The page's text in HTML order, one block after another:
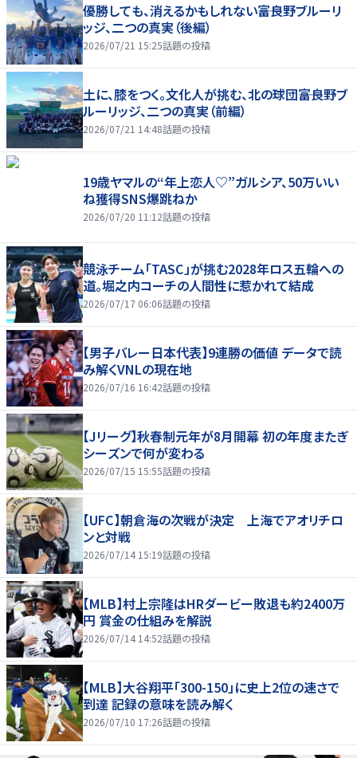
優勝しても、消えるかもしれない――富良野ブルーリ
ッジ、二つの真実（後編）
2026/07/21 15:25話題の投稿
土に、膝をつく。文化人が挑む、北の球団――富良野ブ
ルーリッジ、二つの真実（前編）
2026/07/21 14:48話題の投稿
19歳ヤマルの“年上恋人♡”ガルシア、50万いい
ね獲得SNS爆跳ねか
2026/07/20 11:12話題の投稿
競泳チーム「TASC」が挑む2028年ロス五輪への
道。堀之内コーチの人間性に惹かれて結成
2026/07/17 06:06話題の投稿
【男子バレー日本代表】9連勝の価値 データで読
み解くVNLの現在地
2026/07/16 16:42話題の投稿
【Jリーグ】秋春制元年が8月開幕 初の年度またぎ
シーズンで何が変わる
2026/07/15 15:55話題の投稿
【UFC】朝倉海の次戦が決定 上海でアオリチロ
ンと対戦
2026/07/14 15:19話題の投稿
【MLB】村上宗隆はHRダービー敗退も約2400万
円 賞金の仕組みを解説
2026/07/14 14:52話題の投稿
【MLB】大谷翔平「300-150」に史上2位の速さで
到達 記録の意味を読み解く
2026/07/10 17:26話題の投稿